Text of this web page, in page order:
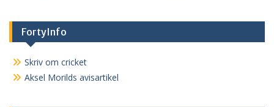
FortyInfo
Skriv om cricket
Aksel Morilds avisartikel